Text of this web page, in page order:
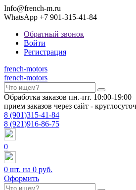
Info@french-m.ru
WhatsApp +7 901-315-41-84
Обратный звонок
Войти
Регистрация
french-motors
french-motors
Обработка заказов пн.-пт. 10:00-19:00
прием заказов через сайт -
8 (901)315-41-84
8 (921)916-86-75
0
0 шт. на 0 руб.
Оформить